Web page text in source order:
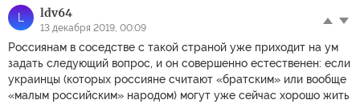
L ldv64
13 декабря 2019, 00:09
Россиянам в соседстве с такой страной уже приходит на ум
задать следующий вопрос, и он совершенно естественен: если
украинцы (которых россияне считают «братским» или вообще
«малым российским» народом) могут уже сейчас хорошо жить